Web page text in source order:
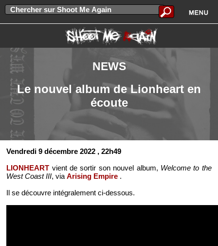
NEWS
Le nouvel album de Lionheart en
écoute
Vendredi 9 décembre 2022 , 22h49
LIONHEART vient de sortir son nouvel album, Welcome to the
West Coast III, viaArising Empire .
Il se découvre intégralement ci-dessous.